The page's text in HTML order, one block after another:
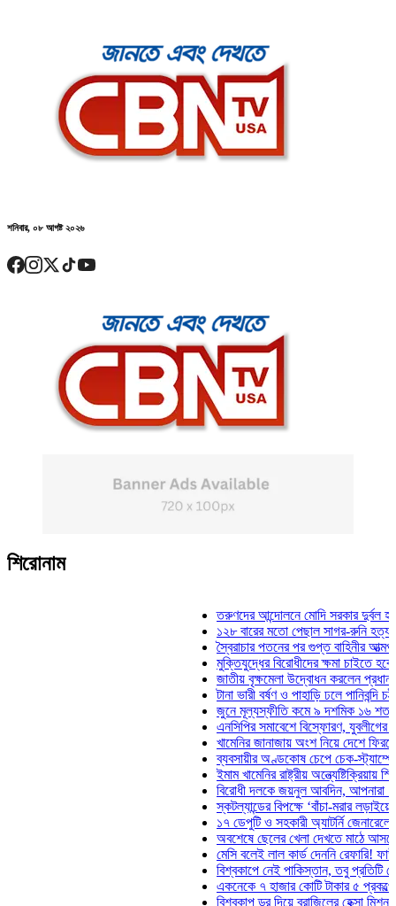
শনিবার, ০৮ আগষ্ট ২০২৬
শিরোনাম
তরুণদের আন্দোলনে মোদি সরকার দুর্বল হয়েছে:
১২৮ বারের মতো পেছাল সাগর-রুনি হত্যা
স্বৈরাচার পতনের পর গুপ্ত বাহিনীর আত্মপ্রকাশ:
মুক্তিযুদ্ধের বিরোধীদের ক্ষমা চাইতে হবে:
জাতীয় বৃক্ষমেলা উদ্বোধন করলেন প্রধানমন্ত্রী
টানা ভারী বর্ষণ ও পাহাড়ি ঢলে পানিবন্দি
জুনে মূল্যস্ফীতি কমে ৯ দশমিক ১৬ শতাংশ
এনসিপির সমাবেশে বিস্ফোরণ, যুবলীগের দুই
খামেনির জানাজায় অংশ নিয়ে দেশে ফিরলেন
ব্যবসায়ীর অণ্ডকোষ চেপে চেক-স্ট্যাম্পে
ইমাম খামেনির রাষ্ট্রীয় অন্ত্যেষ্টিক্রিয়ায়
বিরোধী দলকে জয়নুল আবদিন, আপনারা ৭১
স্কটল্যান্ডের বিপক্ষে ‘বাঁচা-মরার লড়াইয়ে’ মাঠে
১৭ ডেপুটি ও সহকারী অ্যাটর্নি জেনারেলের
অবশেষে ছেলের খেলা দেখতে মাঠে আসছেন
মেসি বলেই লাল কার্ড দেননি রেফারি! ফাউল নিয়ে
বিশ্বকাপে নেই পাকিস্তান, তবু প্রতিটি গোলে
একনেকে ৭ হাজার কোটি টাকার ৫ প্রকল্পের
বিশ্বকাপ ড্র দিয়ে ব্রাজিলের হেক্সা মিশন শুরু